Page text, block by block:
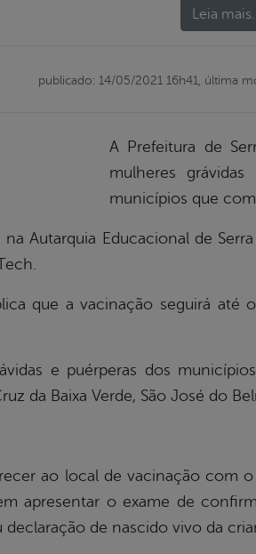
Leia
publicado: 14/05/2021 16h41, última
A Prefeitura de
mulheres
municípios que
na Autarquia Educacional de
que a vacinação seguirá
e puérperas dos
da Baixa Verde, São José do
ao local de vacinação com
apresentar o exame de
de nascido vivo da